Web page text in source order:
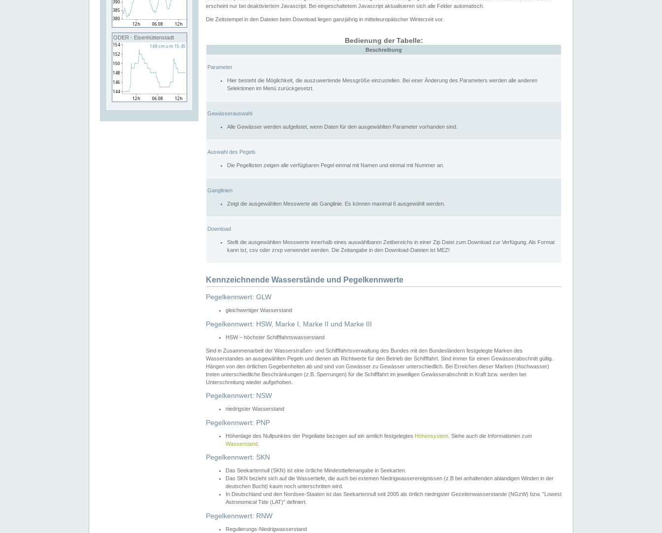
ODER - Eisenhüttenstadt
erscheint nur bei deaktiviertem Javascript. Bei eingeschaltetem Javascript aktualisieren sich alle Felder automatisch.
Die Zeitstempel in den Dateien beim Download liegen ganzjährig in mitteleuropäischer Winterzeit vor.
Bedienung der Tabelle:
Beschreibung
Parameter
Hier besteht die Möglichkeit, die auszuwertende Messgröße einzustellen. Bei einer Änderung des Parameters werden alle anderen
Selektionen im Menü zurückgesetzt.
Gewässerauswahl
Alle Gewässer werden aufgelistet, wenn Daten für den ausgewählten Parameter vorhanden sind.
Auswahl des Pegels
Die Pegellisten zeigen alle verfügbaren Pegel einmal mit Namen und einmal mit Nummer an.
Ganglinien
Zeigt die ausgewählten Messwerte als Ganglinie. Es können maximal 6 ausgewählt werden.
Download
Stellt die ausgewählten Messwerte innerhalb eines auswählbaren Zeitbereichs in einer Zip Datei zum Download zur Verfügung. Als Format
kann txt, csv oder zrxp verwendet werden. Die Zeitangabe in den Download-Dateien ist MEZ!
Kennzeichnende Wasserstände und Pegelkennwerte
Pegelkennwert: GLW
gleichwertiger Wasserstand
Pegelkennwert: HSW, Marke I, Marke II und Marke III
HSW – höchster Schifffahrtswasserstand
Sind in Zusammenarbeit der Wasserstraßen- und Schifffahrtsverwaltung des Bundes mit den Bundesländern festgelegte Marken des
Wasserstandes an ausgewählten Pegeln und dienen als Richtwerte für den Betrieb der Schifffahrt. Sind immer für einen Gewässerabschnitt gültig.
Hängen von den örtlichen Gegebenheiten ab und sind von Gewässer zu Gewässer unterschiedlich. Bei Erreichen dieser Marken (Hochwasser)
treten unterschiedliche Beschränkungen (z.B. Sperrungen) für die Schifffahrt im jeweiligen Gewässerabschnitt in Kraft bzw. werden bei
Unterschreitung wieder aufgehoben.
Pegelkennwert: NSW
niedrigster Wasserstand
Pegelkennwert: PNP
Höhenlage des Nullpunktes der Pegellatte bezogen auf ein amtlich festgelegtes Höhensystem . Siehe auch die Informationen zum
Wasserstand
Pegelkennwert: SKN
Das Seekartennull (SKN) ist eine örtliche Mindesttiefenangabe in Seekarten.
Das SKN bezieht sich auf die Wassertiefe, die auch bei extemen Niedrigwasserereignissen (z.B bei anhaltenden ablandigen Winden in der
deutschen Bucht) kaum noch unterschritten wird.
In Deutschland und den Nordsee-Staaten ist das Seekartennull seit 2005 als örtlich niedrigster Gezeitenwasserstande (NGzW) bzw. "Lowest
Astronomical Tide (LAT)" definiert.
Pegelkennwert: RNW
Regulierungs-Niedrigwasserstand